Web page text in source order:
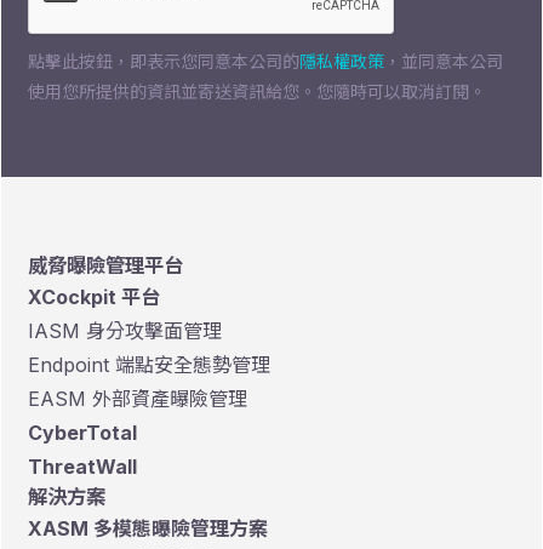
點擊此按鈕，即表示您同意本公司的隱私權政策 ，並同意本公司
使用您所提供的資訊並寄送資訊給您。您隨時可以取消訂閱。
威脅曝險管理平台
XCockpit 平台
IASM 身分攻擊面管理
Endpoint 端點安全態勢管理
EASM 外部資產曝險管理
CyberTotal
ThreatWall
解決方案
XASM 多模態曝險管理方案